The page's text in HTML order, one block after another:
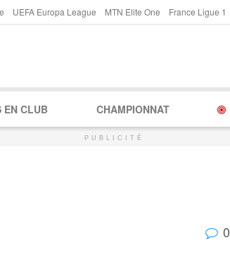
UEFA Europa League MTN Elite One France Ligue 1
EN CLUB CHAMPIONNAT
PUBLICITÉ
0